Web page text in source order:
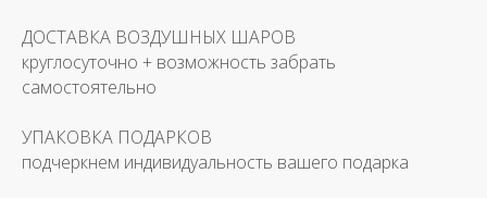
ДОСТАВКА ВОЗДУШНЫХ ШАРОВ
круглосуточно + возможность забрать
самостоятельно
УПАКОВКА ПОДАРКОВ
подчеркнем индивидуальность вашего подарка